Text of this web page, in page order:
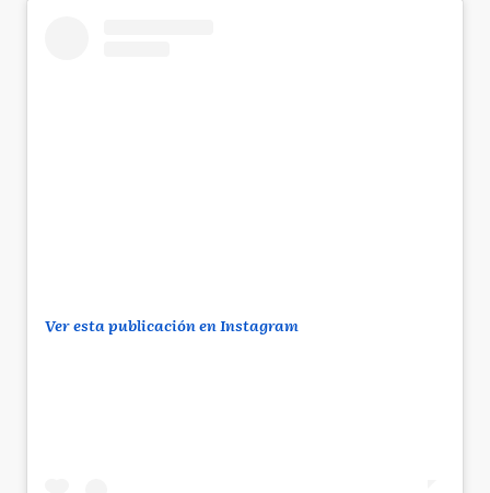
Ver esta publicación en Instagram